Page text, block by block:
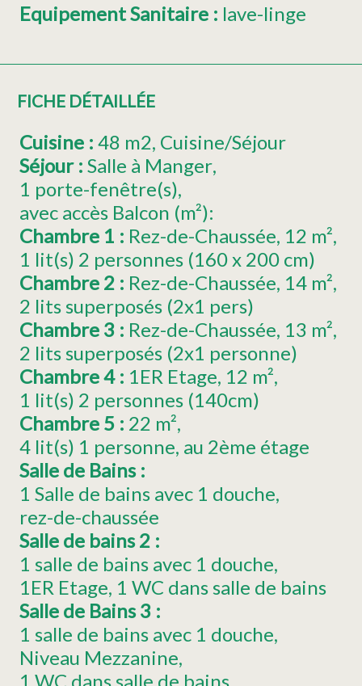
Equipement Sanitaire : lave-linge
FICHE DÉTAILLÉE
Cuisine : 48 m2 Cuisine/Séjour
Séjour : Salle à Manger
1 porte-fenêtre(s)
avec accès Balcon (m²):
Chambre 1 : Rez-de-Chaussée 12 m²
1 lit(s) 2 personnes (160 x 200 cm)
Chambre 2 : Rez-de-Chaussée 14 m²
2 lits superposés (2x1 pers)
Chambre 3 : Rez-de-Chaussée 13 m²
2 lits superposés (2x1 personne)
Chambre 4 : 1ER Etage 12 m²
1 lit(s) 2 personnes (140cm)
Chambre 5 : 22 m²
4 lit(s) 1 personne au 2ème étage
Salle de Bains :
1 Salle de bains avec 1 douche
rez-de-chaussée
Salle de bains 2 :
1 salle de bains avec 1 douche
1ER Etage 1 WC dans salle de bains
Salle de Bains 3 :
1 salle de bains avec 1 douche
Niveau Mezzanine
1 WC dans salle de bains